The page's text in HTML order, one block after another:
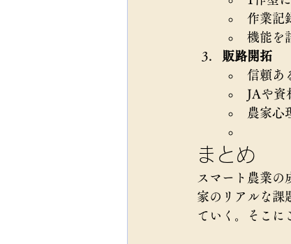
作業記
機能を
販路開拓
信頼あ
JAや資
農家心
まとめ
スマート農業の
家のリアルな課
ていく。そこに